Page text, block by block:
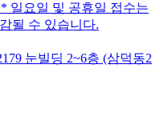
* 일요일 및 공휴일 접수는
될 수 있습니다.
눈빌딩 2~6층 (삼덕동2